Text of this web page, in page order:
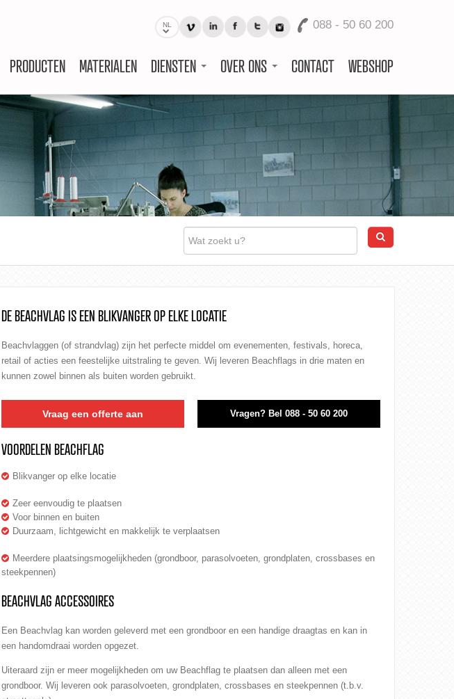
NL 088 - 50 60 200
PRODUCTEN MATERIALEN DIENSTEN OVER ONS CONTACT WEBSHOP
DE BEACHVLAG IS EEN BLIKVANGER OP ELKE LOCATIE
Beachvlaggen (ofstrandvlag) zijn het perfecte middel omevenementen, festivals, horeca,
retail of acties een feestelijke uitstraling te geven. Wij leveren Beachflags in drie maten en
kunnen zowel binnen als buiten worden gebruikt.
Vraag een offerte aan Vragen? Bel 088 - 50 60 200
VOORDELEN BEACHFLAG
Blikvanger op elke locatie
Zeer eenvoudig te plaatsen
Voor binnen en buiten
Duurzaam, lichtgewicht en makkelijk te verplaatsen
Meerdere plaatsingsmogelijkheden (grondboor, parasolvoeten, grondplaten, crossbases en
steekpennen)
BEACHVLAG ACCESSOIRES
Een Beachvlag kan worden geleverd met een grondboor en een handige draagtas en kan in
een handomdraai worden opgezet.
Uiteraard zijn er meer mogelijkheden om uw Beachflag te plaatsen dan alleen met een
grondboor. Wij leveren ook parasolvoeten, grondplaten, crossbases en steekpennen (t.b.v.